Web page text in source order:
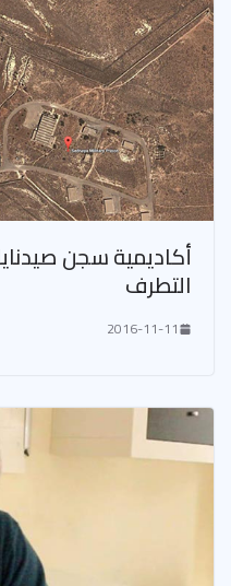
أكاديمية سجن
التطرف
2016-11-11